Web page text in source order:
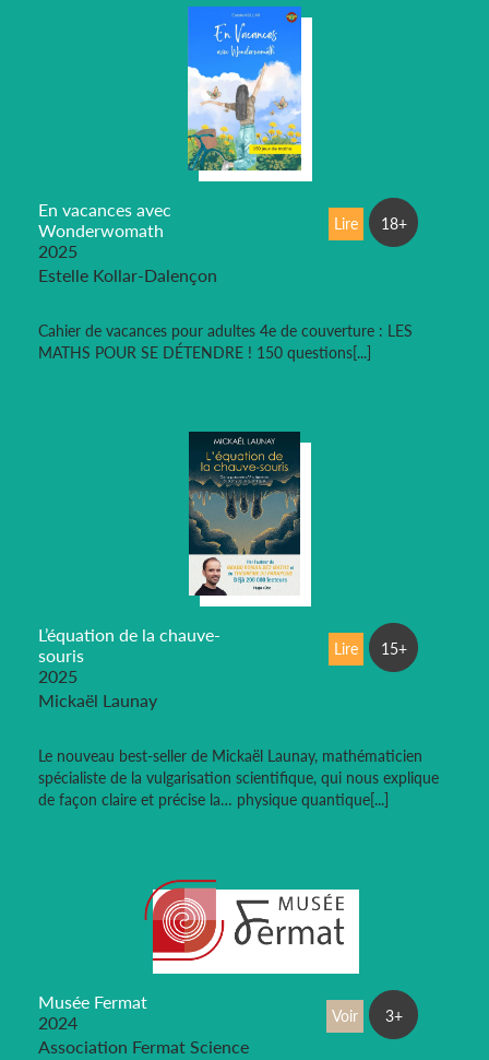
En vacances avec
Wonderwomath
2025
Estelle Kollar-Dalençon
Cahier de vacances pour adultes 4e de couverture : LES
MATHS POUR SE DÉTENDRE ! 150 questions[...]
Lire 18+
L’équation de la chauve-
souris
2025
Mickaël Launay
Le nouveau best-seller de Mickaël Launay, mathématicien
spécialiste de la vulgarisation scientifique, qui nous explique
de façon claire et précise la… physique quantique[...]
Lire 15+
Musée Fermat
2024
Association Fermat Science
Voir 3+